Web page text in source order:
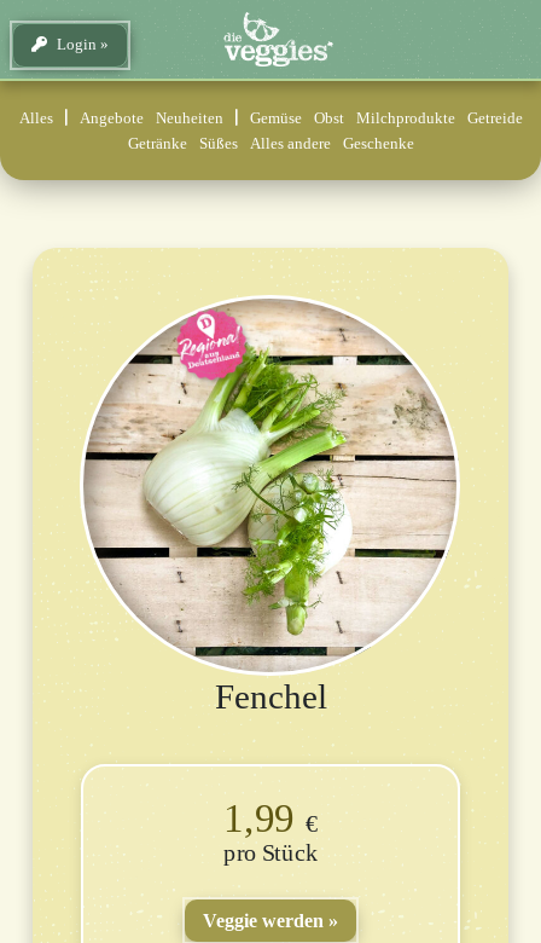
Login
Alles Angebote Neuheiten Gemüse Obst Milchprodukte
Getreide
Getränke
Süßes Alles andere Geschenke
Fenchel
1,99 €
Stück
Veggie werden